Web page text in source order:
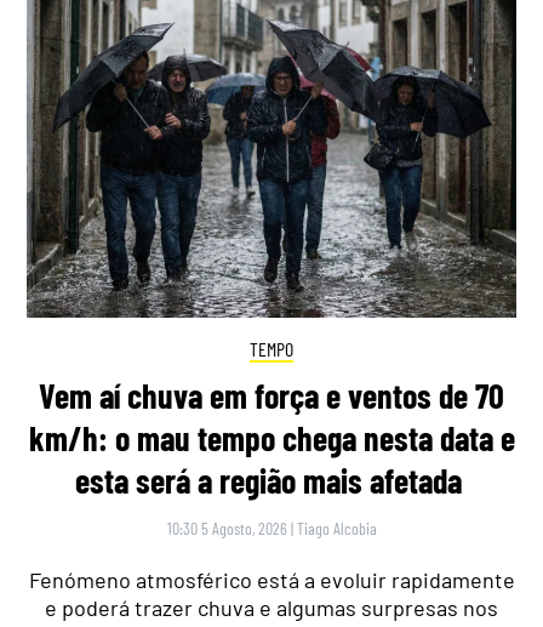
TEMPO
Vem aí chuva em força e ventos de 70
km/h: o mau tempo chega nesta data e
esta será a região mais afetada
10:30 5 Agosto, 2026 |Tiago Alcobia
Fenómeno atmosférico está a evoluir rapidamente
e poderá trazer chuva e algumas surpresas nos